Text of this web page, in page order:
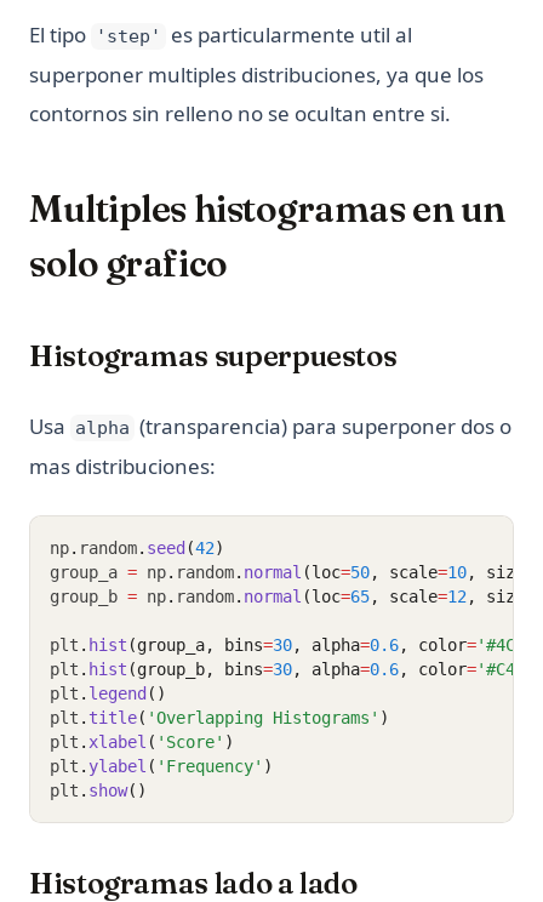
El tipo 'step'
es particularmente util al
superponer multiples distribuciones, ya que los
contornos sin relleno no se ocultan entre si.
Multiples histogramas en un
solo grafico
Histogramas superpuestos
Usa alpha (transparencia) para superponer dos o
mas distribuciones:
np. random. seed (42)
group_a = np. random. normal (loc=50, scale=10, size
group_b = np. random. normal (loc=65, scale=12 , size
plt . hist (group_a, bins=30, alpha=0.6, color=
plt . hist (group_b, bins=30, alpha=0.6, color=
plt . legend ()
plt . title( 'Overlapping Histograms' )
plt . xlabel ( 'Score' )
plt . ylabel ( 'Frequency' )
plt . show()
Histogramas lado a lado